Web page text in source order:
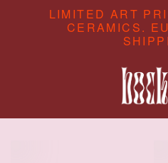
LIMITED ART
CERAMICS.